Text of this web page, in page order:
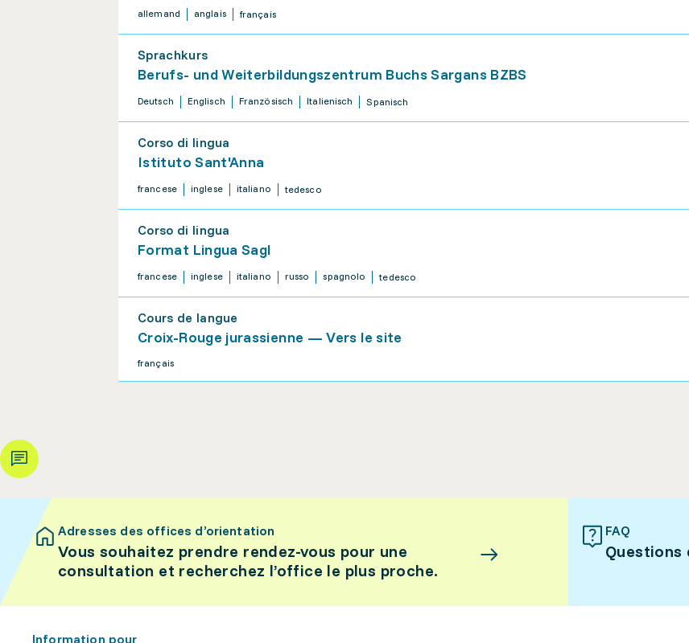
allemand anglais français
Sprachkurs
Berufs- und Weiterbildungszentrum Buchs Sargans BZBS
Deutsch Englisch Französisch Italienisch Spanisch
Corso di lingua
Istituto Sant'Anna
francese inglese italiano tedesco
Corso di lingua
Format Lingua Sagl
francese inglese italiano russo spagnolo tedesco
Cours de langue
Croix-Rouge jurassienne — Vers le site
français
Adresses des offices d’orientation
Vous souhaitez prendre rendez-vous pour une
consultation et recherchez l’office le plus proche.
FAQ
Questions
Information pour